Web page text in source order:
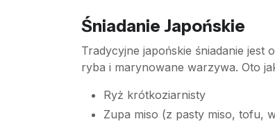
Śniadanie Japońskie
Tradycyjne japońskie śniadanie jest
ryba i marynowane warzywa. Oto
Ryż krótkoziarnisty
Zupa miso (z pasty miso, tofu,